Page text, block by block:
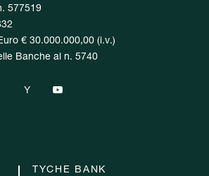
577519
€ 30.000.000,00 (i.v.)
Banche al n. 5740
Y 
TYCHE BANK